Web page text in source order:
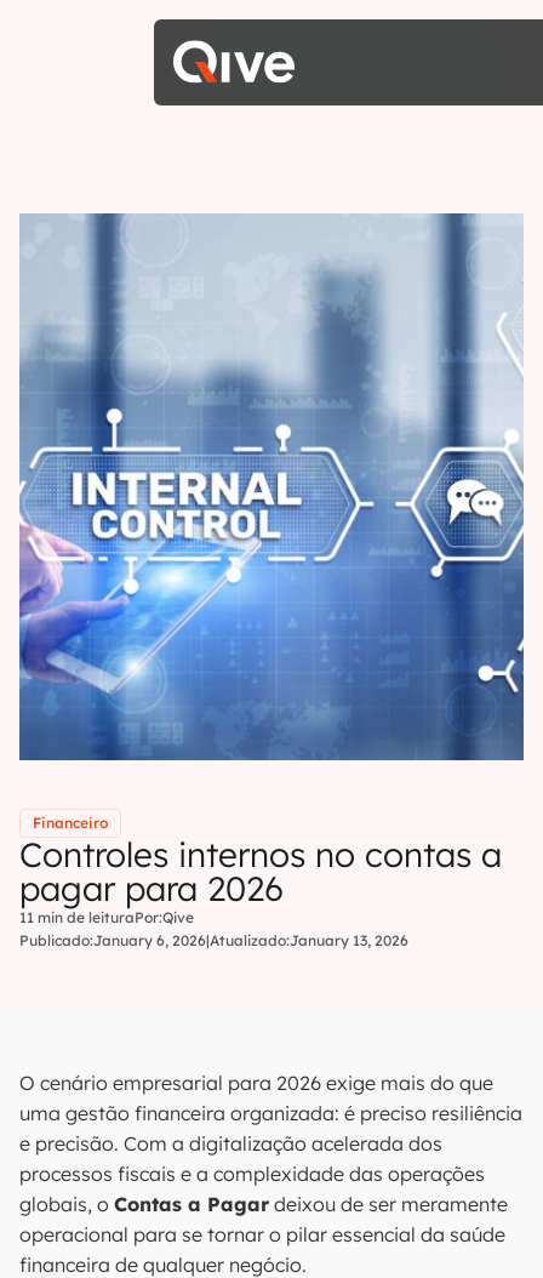
Financeiro
Controles internos no contas a
pagar para 2026
11 min de leituraPor:Qive
Publicado:January 6, 2026|Atualizado:January 13, 2026
O cenário empresarial para 2026 exige mais do que
uma gestão financeira organizada: é preciso resiliência
e precisão. Com a digitalização acelerada dos
processos fiscais e a complexidade das operações
globais, o Contas a Pagar deixou de ser meramente
operacional para se tornar o pilar essencial da saúde
financeira de qualquer negócio.